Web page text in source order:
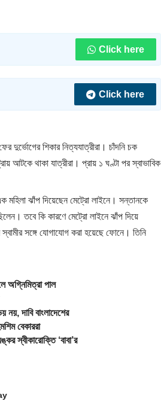
Click here
Click here
দুর্ভোগের শিকার নিত্যযাত্রীরা। চাঁদনি চক
থাকা যাত্রীরা। প্রায় ১ ঘণ্টা পর স্বাভাবিক
মহিলা ঝাঁপ দিয়েছেন মেট্রো লাইনে। সন্তানকে
তবে কি কারণে মেট্রো লাইনে ঝাঁপ দিয়ে
স্বামীর সঙ্গে যোগাযোগ করা হয়েছে ফোনে। তিনি
অগ্নিমিত্রা পাল
দাবি বাংলাদেশের
বেকাররা
‘বাবা’র